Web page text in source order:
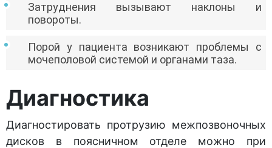
Затруднения вызывают наклоны и
повороты.
Порой у пациента возникают проблемы с
мочеполовой системой и органами таза.
Диагностика
Диагностировать протрузию межпозвоночных
дисков в поясничном отделе можно при